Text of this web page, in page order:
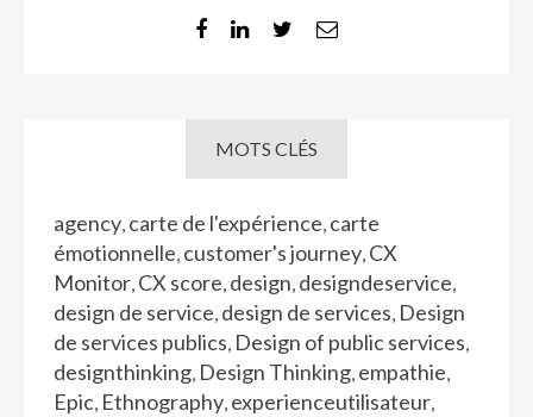
MOTS CLÉS
agency, carte de l'expérience, carte
émotionnelle, customer's journey, CX
Monitor, CX score, design, designdeservice,
design de service, design de services, Design
de services publics, Design of public services,
designthinking, Design Thinking, empathie,
Epic, Ethnography, experienceutilisateur,